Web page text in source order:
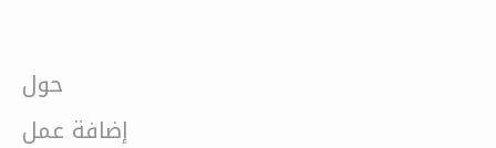
حول
إضافة عمل